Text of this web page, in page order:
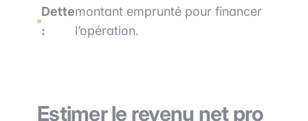
Dette
:
montant emprunté pour financer
l’opération.
Estimer le revenu net pro